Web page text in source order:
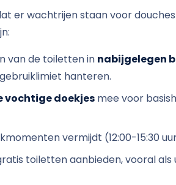
er wachtrijen staan ​​voor
van de toiletten in nabijgelegen
hanteren.
vochtige doekjes mee voor
vermijdt (12:00-15:30
toiletten aanbieden, vooral als